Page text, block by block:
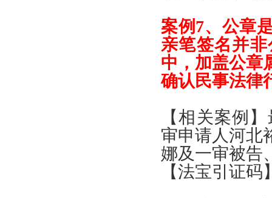
案例7、 公章
亲笔签名并
中 ， 加盖公章
确认民事法律
【相关案例 】
审申请人河北
娜及一审被告
【法宝引证码